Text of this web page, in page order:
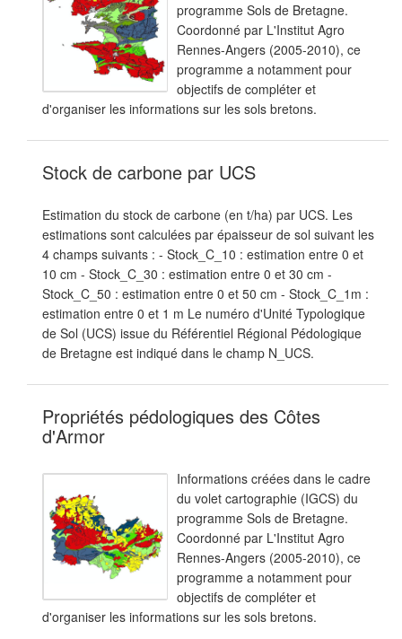
programme Sols de Bretagne.
Coordonné par L'Institut Agro
Rennes-Angers (2005-2010), ce
programme a notamment pour
objectifs de compléter et
d'organiser les informations sur les sols bretons.
Stock de carbone par UCS
Estimation du stock de carbone (en t/ha) par UCS. Les
estimations sont calculées par épaisseur de sol suivant les
4 champs suivants : - Stock_C_10 : estimation entre 0 et
10 cm - Stock_C_30 : estimation entre 0 et 30 cm -
Stock_C_50 : estimation entre 0 et 50 cm - Stock_C_1m :
estimation entre 0 et 1 m Le numéro d'Unité Typologique
de Sol (UCS) issue du Référentiel Régional Pédologique
de Bretagne est indiqué dans le champ N_UCS.
Propriétés pédologiques des Côtes
d'Armor
Informations créées dans le cadre
du volet cartographie (IGCS) du
programme Sols de Bretagne.
Coordonné par L'Institut Agro
Rennes-Angers (2005-2010), ce
programme a notamment pour
objectifs de compléter et
d'organiser les informations sur les sols bretons.